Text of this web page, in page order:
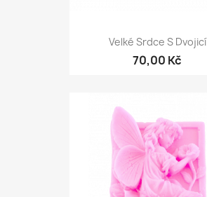
Velké Srdce S Dvojicí
70,00 Kč